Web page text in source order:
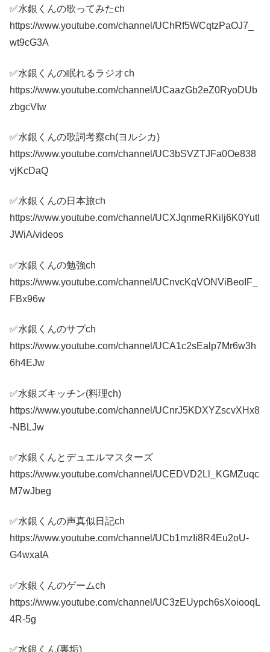
✅水銀くんの歌ってみたch
https://www.youtube.com/channel/UChRf5WCqtzPaOJ7_
wt9cG3A
✅水銀くんの眠れるラジオch
https://www.youtube.com/channel/UCaazGb2eZ0RyoDUb
zbgcVIw
✅水銀くんの歌詞考察ch(ヨルシカ)
https://www.youtube.com/channel/UC3bSVZTJFa0Oe838
vjKcDaQ
✅水銀くんの日本旅ch
https://www.youtube.com/channel/UCXJqnmeRKilj6K0Yutl
JWiA/videos
✅水銀くんの勉強ch
https://www.youtube.com/channel/UCnvcKqVONViBeoIF_
FBx96w
✅水銀くんのサブch
https://www.youtube.com/channel/UCA1c2sEalp7Mr6w3h
6h4EJw
✅水銀ズキッチン(料理ch)
https://www.youtube.com/channel/UCnrJ5KDXYZscvXHx8
-NBLJw
✅水銀くんとデュエルマスターズ
https://www.youtube.com/channel/UCEDVD2Ll_KGMZuqc
M7wJbeg
✅水銀くんの声真似日記ch
https://www.youtube.com/channel/UCb1mzIi8R4Eu2oU-
G4wxaIA
✅水銀くんのゲームch
https://www.youtube.com/channel/UC3zEUypch6sXoiooqL
4R-5g
✅水銀くん(裏垢)